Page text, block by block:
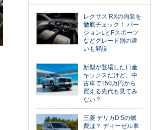
レクサス RXの内装を
徹底チェック！ バー
ジョンLとFスポーツ
などグレード別の違
いも解説
新型が登場した日産
キックスだけど、中
古車で150万円から
買える先代も見てみ
ない？
三菱 デリカD:5の燃
費は？ ディーゼル車